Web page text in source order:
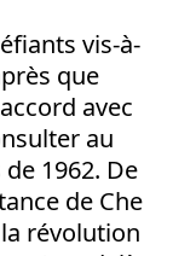
vis-à-
que
avec
au
1962. De
de Che
révolution